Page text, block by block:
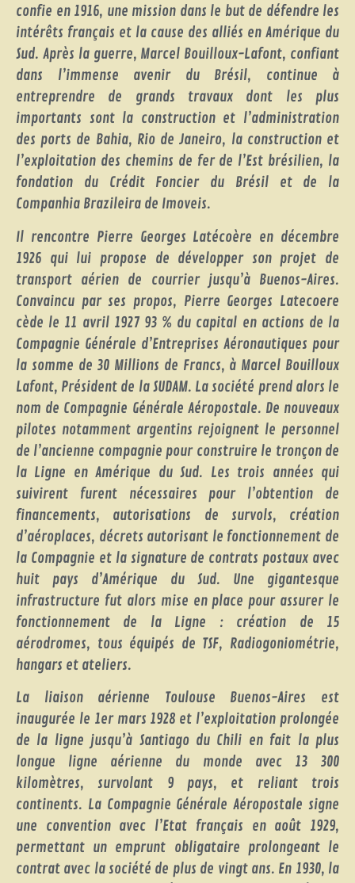
confie en 1916, une mission dans le but de défendre les
intérêts français et la cause des alliés en Amérique du
Sud. Après la guerre, Marcel Bouilloux-Lafont, confiant
dans l’immense avenir du Brésil, continue à
entreprendre de grands travaux dont les plus
importants sont la construction et l’administration
des ports de Bahia, Rio de Janeiro, la construction et
l’exploitation des chemins de fer de l’Est brésilien, la
fondation du Crédit Foncier du Brésil et de la
Companhia Brazileira de Imoveis.
Il rencontre Pierre Georges Latécoère en décembre
1926 qui lui propose de développer son projet de
transport aérien de courrier jusqu’à Buenos-Aires.
Convaincu par ses propos, Pierre Georges Latecoere
cède le 11 avril 1927 93 % du capital en actions de la
Compagnie Générale d’Entreprises Aéronautiques pour
la somme de 30 Millions de Francs, à Marcel Bouilloux
Lafont, Président de la SUDAM. La société prend alors le
nom de Compagnie Générale Aéropostale. De nouveaux
pilotes notamment argentins rejoignent le personnel
de l’ancienne compagnie pour construire le tronçon de
la Ligne en Amérique du Sud. Les trois années qui
suivirent furent nécessaires pour l’obtention de
financements, autorisations de survols, création
d’aéroplaces, décrets autorisant le fonctionnement de
la Compagnie et la signature de contrats postaux avec
huit pays d’Amérique du Sud. Une gigantesque
infrastructure fut alors mise en place pour assurer le
fonctionnement de la Ligne : création de 15
aérodromes, tous équipés de TSF, Radiogoniométrie,
hangars et ateliers.
La liaison aérienne Toulouse Buenos-Aires est
inaugurée le 1er mars 1928 et l’exploitation prolongée
de la ligne jusqu’à Santiago du Chili en fait la plus
longue ligne aérienne du monde avec 13 300
kilomètres, survolant 9 pays, et reliant trois
continents. La Compagnie Générale Aéropostale signe
une convention avec l’Etat français en août 1929,
permettant un emprunt obligataire prolongeant le
contrat avec la société de plus de vingt ans. En 1930, la